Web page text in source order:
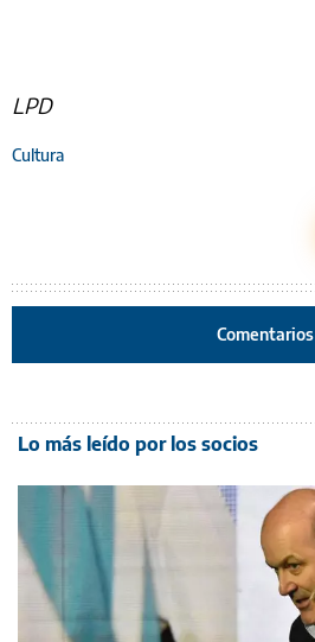
LPD
Cultura
Comentarios
Lo más leído por los socios